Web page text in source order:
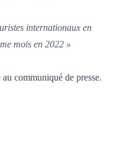
internationaux en
mois en 2022 »
communiqué de presse.